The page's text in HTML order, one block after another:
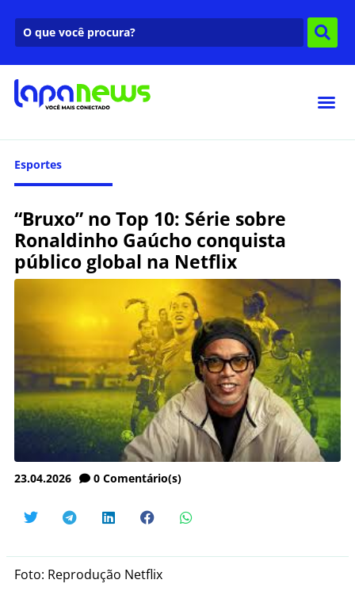
Esportes
“Bruxo” no Top 10: Série sobre
Ronaldinho Gaúcho conquista
público global na Netflix
23.04.2026 0 Comentário(s)
Foto: Reprodução Netflix